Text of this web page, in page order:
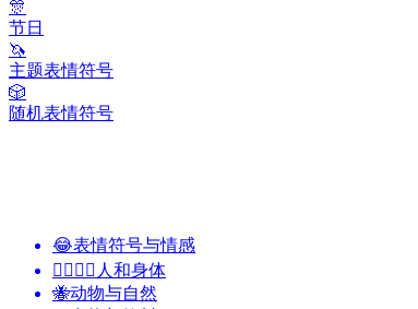
🎊
节日
🦄
主题表情符号
🎲
随机表情符号
😂表情符号与情感
👩‍❤️‍💋‍👨 人和身体
🐝动物与自然